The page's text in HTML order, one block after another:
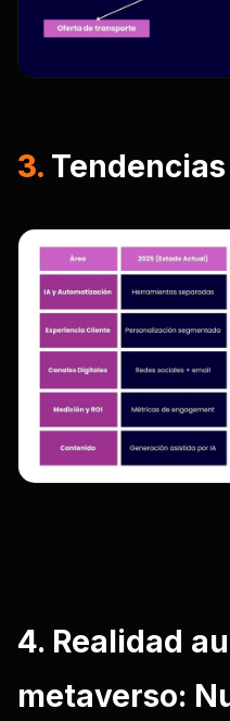
3.
4. Realidad
metaverso: